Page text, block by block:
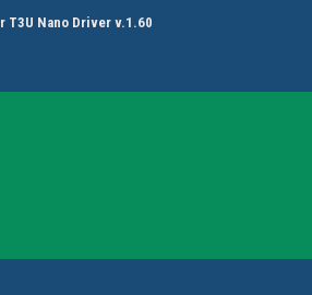
Reader Driver v.18.5.54.172/9.47.11.214